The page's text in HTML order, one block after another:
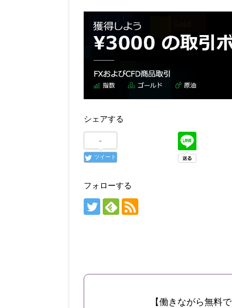
シェアする
-
ツイート
フォローする
【働きながら無料